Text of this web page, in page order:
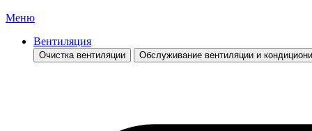
Меню
Вентиляция
Очистка вентиляции Обслуживание вентиляции и